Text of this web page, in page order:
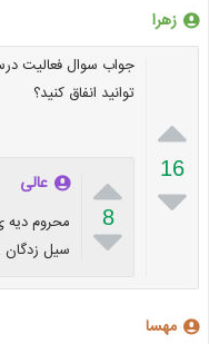
زهرا

16

جواب سوال فعالیت
توانید انفاق کنید؟

8

عالی
محروم دیه
سیل زدگان
مهسا